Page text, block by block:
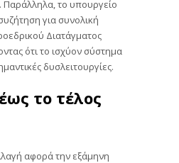
το υπουργείο
για συνολική
Διατάγματος
ότι το ισχύον σύστημα
δυσλειτουργίες.
το τέλος
αφορά την εξάμηνη